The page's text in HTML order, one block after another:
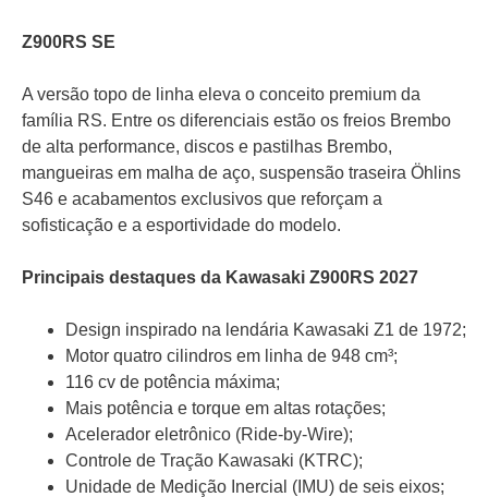
Z900RS SE
A versão topo de linha eleva o conceito premium da
família RS. Entre os diferenciais estão os freios Brembo
de alta performance, discos e pastilhas Brembo,
mangueiras em malha de aço, suspensão traseira Öhlins
S46 e acabamentos exclusivos que reforçam a
sofisticação e a esportividade do modelo.
Principais destaques da Kawasaki Z900RS 2027
Design inspirado na lendária Kawasaki Z1 de 1972;
Motor quatro cilindros em linha de 948 cm³;
116 cv de potência máxima;
Mais potência e torque em altas rotações;
Acelerador eletrônico (Ride-by-Wire);
Controle de Tração Kawasaki (KTRC);
Unidade de Medição Inercial (IMU) de seis eixos;